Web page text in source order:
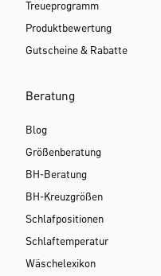
Treueprogramm
Produktbewertung
Gutscheine & Rabatte
Beratung
Blog
Größenberatung
BH-Beratung
BH-Kreuzgrößen
Schlafpositionen
Schlaftemperatur
Wäschelexikon